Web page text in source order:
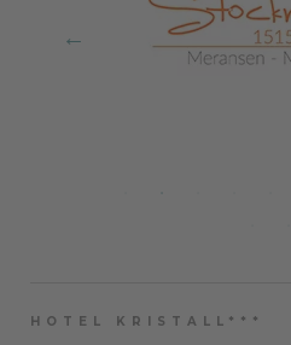
HOTEL KRISTALL***